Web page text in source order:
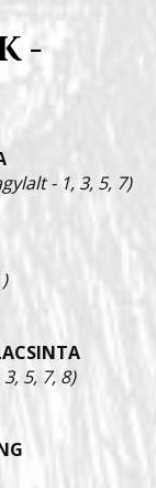
-
- 1, 3, 5, 7)
5, 7, 8)